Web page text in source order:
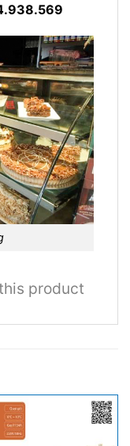
product